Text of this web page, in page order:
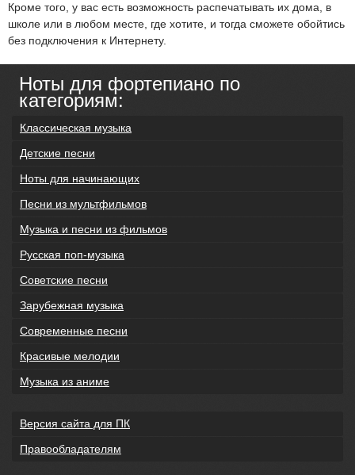
Кроме того, у вас есть возможность распечатывать их дома, в
школе или в любом месте, где хотите, и тогда сможете обойтись
без подключения к Интернету.
Ноты для фортепиано по
категориям:
Классическая музыка
Детские песни
Ноты для начинающих
Песни из мультфильмов
Музыка и песни из фильмов
Русская поп-музыка
Советские песни
Зарубежная музыка
Современные песни
Красивые мелодии
Музыка из аниме
Версия сайта для ПК
Правообладателям